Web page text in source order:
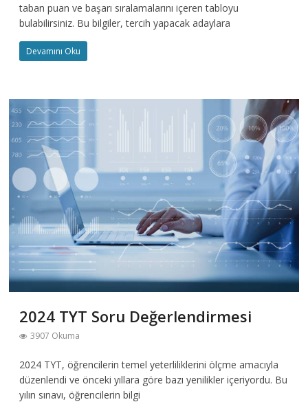
taban puan ve başarı sıralamalarını içeren tabloyu
bulabilirsiniz. Bu bilgiler, tercih yapacak adaylara
Devamını Oku
2024 TYT Soru Değerlendirmesi
3907 Okuma
2024 TYT, öğrencilerin temel yeterliliklerini ölçme amacıyla
düzenlendi ve önceki yıllara göre bazı yenilikler içeriyordu. Bu
yılın sınavı, öğrencilerin bilgi